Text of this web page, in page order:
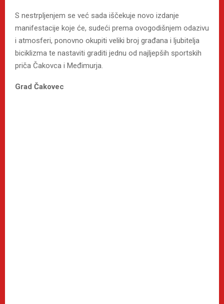
S nestrpljenjem se već sada iščekuje novo izdanje
manifestacije koje će, sudeći prema ovogodišnjem odazivu
i atmosferi, ponovno okupiti veliki broj građana i ljubitelja
biciklizma te nastaviti graditi jednu od najljepših sportskih
priča Čakovca i Međimurja.
Grad Čakovec